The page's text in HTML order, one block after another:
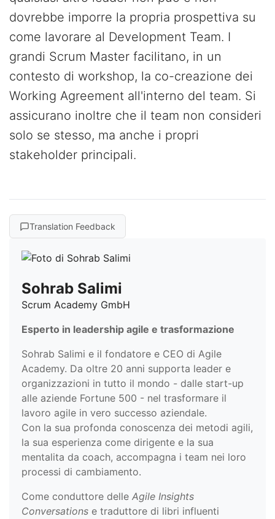
dovrebbe imporre la propria prospettiva su
come lavorare al Development Team. I
grandi Scrum Master facilitano, in un
contesto di workshop, la co-creazione dei
Working Agreement all'interno del team. Si
assicurano inoltre che il team non consideri
solo se stesso, ma anche i propri
stakeholder principali.
Translation Feedback
Sohrab Salimi
Scrum Academy GmbH
Esperto in leadership agile e trasformazione
Sohrab Salimi e il fondatore e CEO di Agile
Academy. Da oltre 20 anni supporta leader e
organizzazioni in tutto il mondo - dalle start-up
alle aziende Fortune 500 - nel trasformare il
lavoro agile in vero successo aziendale.
Con la sua profonda conoscenza dei metodi agili,
la sua esperienza come dirigente e la sua
mentalita da coach, accompagna i team nei loro
processi di cambiamento.
Come conduttore delle Agile Insights
Conversations e traduttore di libri influenti